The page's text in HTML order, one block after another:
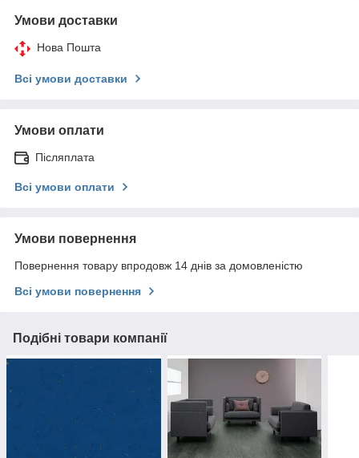
Умови доставки
Нова Пошта
Всі умови доставки
Умови оплати
Післяплата
Всі умови оплати
Умови повернення
Повернення товару впродовж 14 днів за домовленістю
Всі умови повернення
Подібні товари компанії